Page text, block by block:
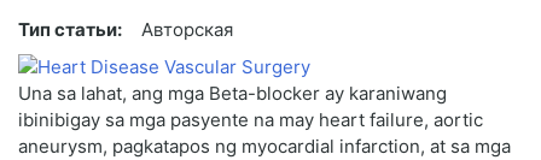
Тип статьи: Авторская
Una sa lahat, ang mga Beta-blocker ay karaniwang
ibinibigay sa mga pasyente na may heart failure, aortic
aneurysm, pagkatapos ng myocardial infarction, at sa mga